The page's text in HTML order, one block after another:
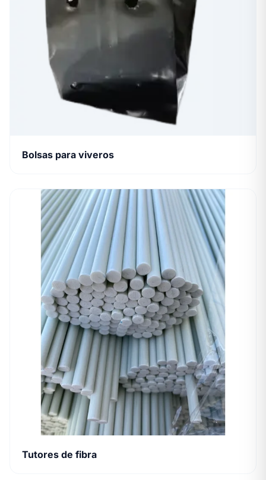
Bolsas para viveros
Tutores de fibra